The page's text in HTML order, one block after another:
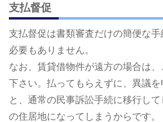
支払督促
支払督促は書類審査だけの簡便な手
必要もありません。
なお、賃貸借物件が遠方の場合は
下さい。払ってもらえずに、異議を
と、通常の民事訴訟手続に移行し
の住居地になってしまうからです。